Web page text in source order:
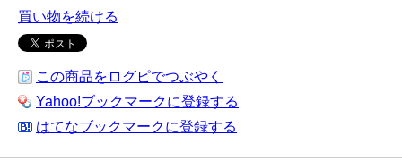
買い物を続ける
この商品をログピでつぶやく
Yahoo!ブックマークに登録する
はてなブックマークに登録する